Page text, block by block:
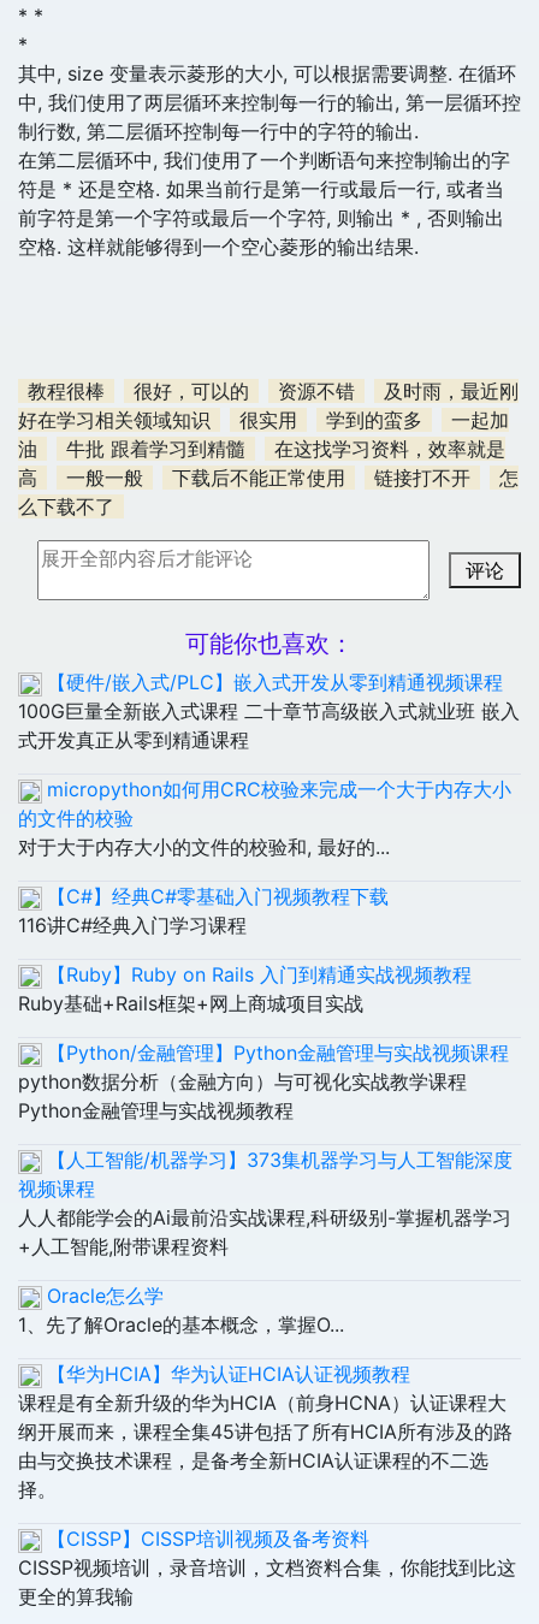
* *
*
其中, size 变量表示菱形的大小, 可以根据需要调整. 在循环
中, 我们使用了两层循环来控制每一行的输出, 第一层循环控
制行数, 第二层循环控制每一行中的字符的输出.
在第二层循环中, 我们使用了一个判断语句来控制输出的字
符是 * 还是空格. 如果当前行是第一行或最后一行, 或者当
前字符是第一个字符或最后一个字符, 则输出 * , 否则输出
空格. 这样就能够得到一个空心菱形的输出结果.
教程很棒 很好，可以的 资源不错
及时雨，最近刚
好在学习相关领域知识
很实用 学到的蛮多
一起加
油
牛批 跟着学习到精髓
在这找学习资料，效率就是
高
一般一般 下载后不能正常使用 链接打不开
怎
么下载不了
评论
可能你也喜欢：
【硬件/嵌入式/PLC】嵌入式开发从零到精通视频课程
100G巨量全新嵌入式课程 二十章节高级嵌入式就业班 嵌入
式开发真正从零到精通课程
micropython如何用CRC校验来完成一个大于内存大小
的文件的校验
对于大于内存大小的文件的校验和, 最好的...
【C#】经典C#零基础入门视频教程下载
116讲C#经典入门学习课程
【Ruby】Ruby on Rails 入门到精通实战视频教程
Ruby基础+Rails框架+网上商城项目实战
【Python/金融管理】Python金融管理与实战视频课程
python数据分析（金融方向）与可视化实战教学课程
Python金融管理与实战视频教程
【人工智能/机器学习】373集机器学习与人工智能深度
视频课程
人人都能学会的Ai最前沿实战课程,科研级别-掌握机器学习
+人工智能,附带课程资料
Oracle怎么学
1、先了解Oracle的基本概念，掌握O...
【华为HCIA】华为认证HCIA认证视频教程
课程是有全新升级的华为HCIA（前身HCNA）认证课程大
纲开展而来，课程全集45讲包括了所有HCIA所有涉及的路
由与交换技术课程，是备考全新HCIA认证课程的不二选
择。
【CISSP】CISSP培训视频及备考资料
CISSP视频培训，录音培训，文档资料合集，你能找到比这
更全的算我输